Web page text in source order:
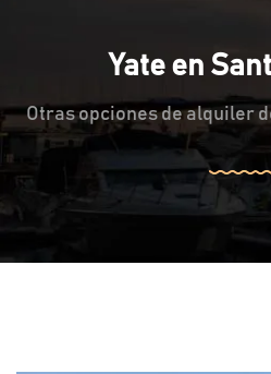
Yate en
Otras opciones de alquiler